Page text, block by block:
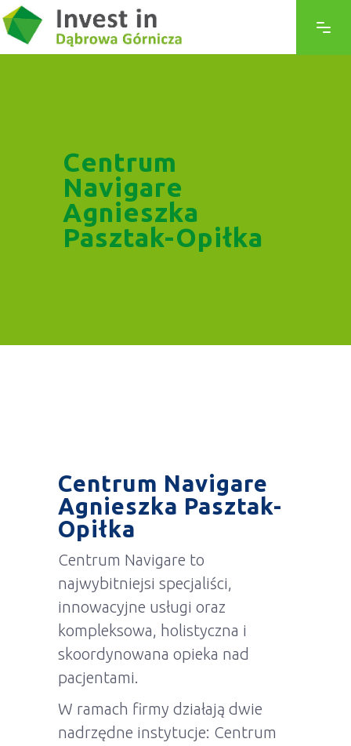
Centrum
Navigare
Agnieszka
Pasztak-Opiłka
Centrum Navigare
Agnieszka Pasztak-
Opiłka
Centrum Navigare to
najwybitniejsi specjaliści,
innowacyjne usługi oraz
kompleksowa, holistyczna i
skoordynowana opieka nad
pacjentami.
W ramach firmy działają dwie
nadrzędne instytucje: Centrum